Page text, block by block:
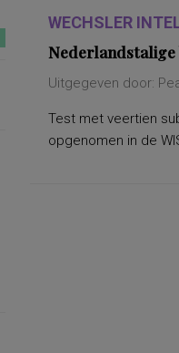
WECHSLER
Uitgegeven door:
Test met veertien
opgenomen in de